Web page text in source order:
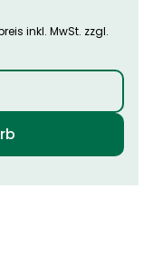
inkl. MwSt. zzgl.